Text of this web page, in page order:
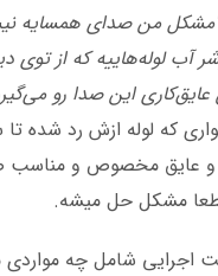
من صدای همسایه
آب لوله‌هاییه که از توی
این صدا رو
که لوله ازش رد شده
و عایق مخصوص و مناسب
مشکل حل میشه.